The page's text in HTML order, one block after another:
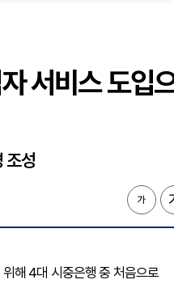
서비스 도입
조성
해 4대 시중은행 중 처음으로